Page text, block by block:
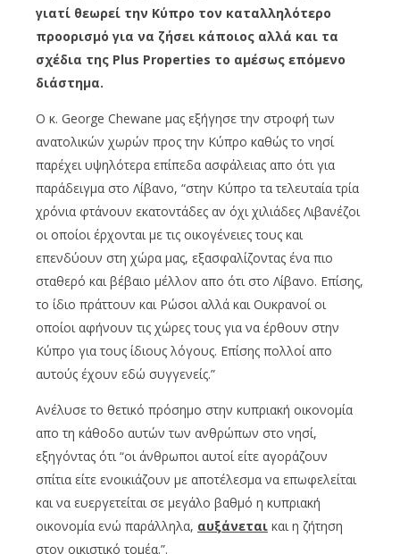
γιατί θεωρεί την Κύπρο τον καταλληλότερο
προορισμό για να ζήσει κάποιος αλλά και τα
σχέδια της Plus Properties το αμέσως επόμενο
διάστημα.
Ο κ. George Chewane μας εξήγησε την στροφή των
ανατολικών χωρών προς την Κύπρο καθώς το νησί
παρέχει υψηλότερα επίπεδα ασφάλειας απο ότι για
παράδειγμα στο Λίβανο, “στην Κύπρο τα τελευταία τρία
χρόνια φτάνουν εκατοντάδες αν όχι χιλιάδες Λιβανέζοι
οι οποίοι έρχονται με τις οικογένειες τους και
επενδύουν στη χώρα μας, εξασφαλίζοντας ένα πιο
σταθερό και βέβαιο μέλλον απο ότι στο Λίβανο. Επίσης,
το ίδιο πράττουν και Ρώσοι αλλά και Ουκρανοί οι
οποίοι αφήνουν τις χώρες τους για να έρθουν στην
Κύπρο για τους ίδιους λόγους. Επίσης πολλοί απο
αυτούς έχουν εδώ συγγενείς.”
Ανέλυσε το θετικό πρόσημο στην κυπριακή οικονομία
απο τη κάθοδο αυτών των ανθρώπων στο νησί,
εξηγόντας ότι “οι άνθρωποι αυτοί είτε αγοράζουν
σπίτια είτε ενοικιάζουν με αποτέλεσμα να επωφελείται
και να ευεργετείται σε μεγάλο βαθμό η κυπριακή
οικονομία ενώ παράλληλα, αυξάνεται και η ζήτηση
στον οικιστικό τομέα.”.